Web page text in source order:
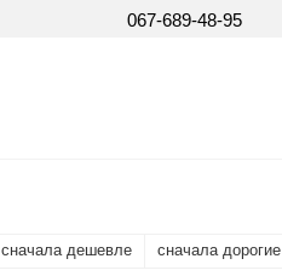
067-689-48-95
сначала дешевле сначала дорогие